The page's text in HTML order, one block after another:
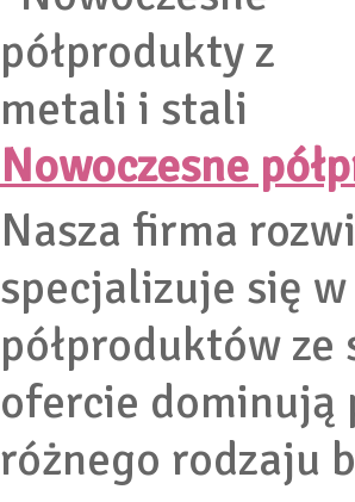
Nowoczesne
Nasza firma
specjalizuje się
półproduktów
ofercie dominują
różnego rodzaju